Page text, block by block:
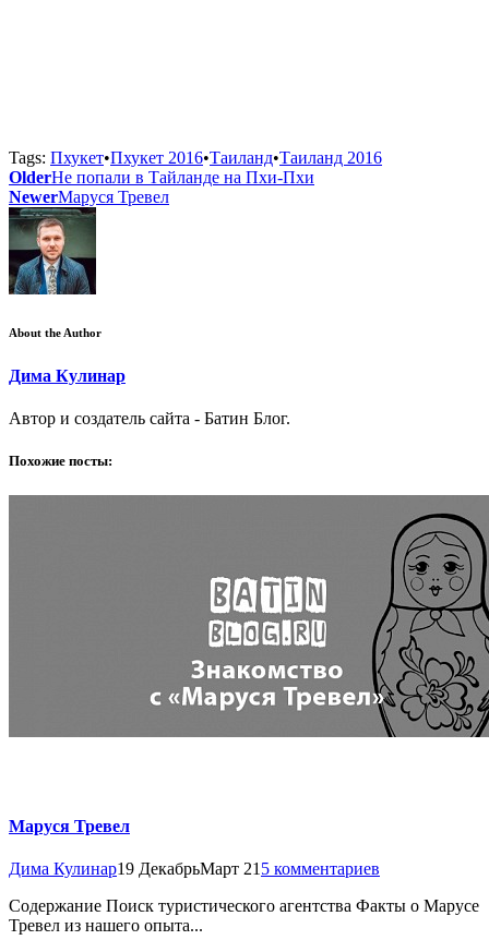
Tags: Пхукет•Пхукет 2016•Таиланд•Таиланд 2016
OlderНе попали в Тайланде на Пхи-Пхи
NewerМаруся Тревел
About the Author
Дима Кулинар
Автор и создатель сайта - Батин Блог.
Похожие посты:
Маруся Тревел
Дима Кулинар19 ДекабрьМарт 21 5 комментариев
Содержание Поиск туристического агентства Факты о Марусе
Тревел из нашего опыта...